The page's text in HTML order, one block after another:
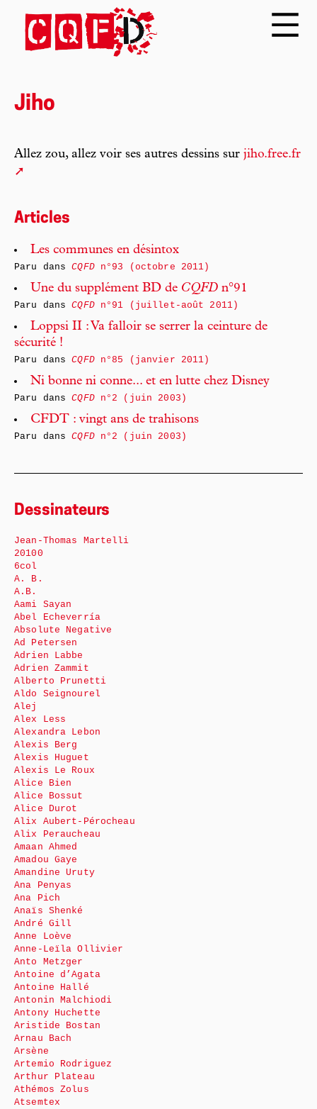
Jiho
Allez zou, allez voir ses autres dessins sur jiho.free.fr
Articles
Les communes en désintox
Paru dansCQFDn°93 (octobre 2011)
Une du supplément BD de CQFD n°91
Paru dansCQFDn°91 (juillet-août 2011)
Loppsi II : Va falloir se serrer la ceinture de
sécurité !
Paru dansCQFDn°85 (janvier 2011)
Ni bonne ni conne... et en lutte chez Disney
Paru dansCQFDn°2 (juin 2003)
CFDT : vingt ans de trahisons
Paru dansCQFDn°2 (juin 2003)
Dessinateurs
Jean-Thomas Martelli
20100
6col
A. B.
A.B.
Aami Sayan
Abel Echeverría
Absolute Negative
Ad Petersen
Adrien Labbe
Adrien Zammit
Alberto Prunetti
Aldo Seignourel
Alej
Alex Less
Alexandra Lebon
Alexis Berg
Alexis Huguet
Alexis Le Roux
Alice Bien
Alice Bossut
Alice Durot
Alix Aubert-Pérocheau
Alix Peraucheau
Amaan Ahmed
Amadou Gaye
Amandine Uruty
Ana Penyas
Ana Pich
Anaïs Shenké
André Gill
Anne Loève
Anne-Leïla Ollivier
Anto Metzger
Antoine d’Agata
Antoine Hallé
Antonin Malchiodi
Antony Huchette
Aristide Bostan
Arnau Bach
Arsène
Artemio Rodriguez
Arthur Plateau
Athémos Zolus
Atsemtex